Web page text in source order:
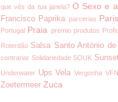
que vês da tua janela? O Sexo e
Francisco Paprika parcerias Paris
Portugal Praia premio produtos
Roterdão Salsa Santo António
contrariar Solidariedade SOUK
Underwater Ups Vela Vergonha
Zoetermeer Zuca